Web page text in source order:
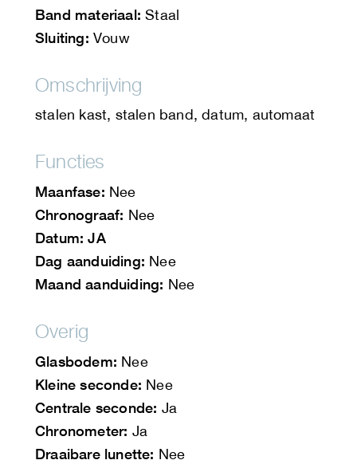
Band materiaal: Staal
Sluiting: Vouw
Omschrijving
stalen kast, stalen band, datum, automaat
Functies
Maanfase: Nee
Chronograaf: Nee
Datum: JA
Dag aanduiding: Nee
Maand aanduiding: Nee
Overig
Glasbodem: Nee
Kleine seconde: Nee
Centrale seconde: Ja
Chronometer: Ja
Draaibare lunette: Nee